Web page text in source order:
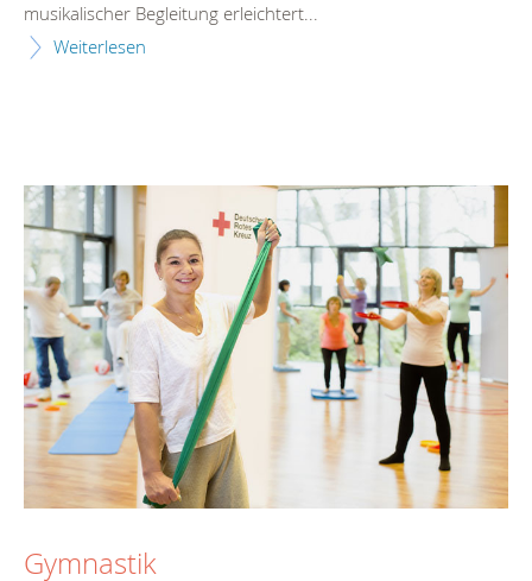
musikalischer Begleitung erleichtert...
Weiterlesen
Gymnastik